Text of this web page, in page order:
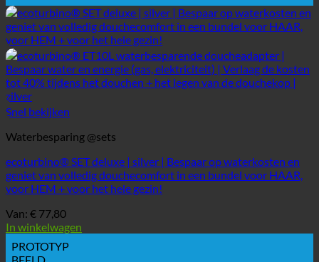
Snel bekijken
Waterbesparing @sets
ecoturbino® SET deluxe | silver | Bespaar op waterkosten en
geniet van volledig douchecomfort in een bundel voor HAAR,
voor HEM + voor het hele gezin!
Van: € 77,80
In winkelwagen
PROTOTYP
BEELD